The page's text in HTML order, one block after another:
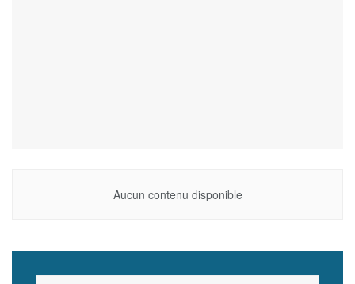
Aucun contenu disponible